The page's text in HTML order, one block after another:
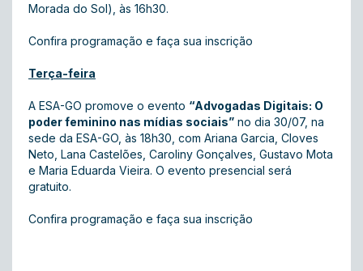
Morada do Sol), às 16h30.
Confira programação e faça sua inscrição
Terça-feira
A ESA-GO promove o evento “Advogadas Digitais: O
poder feminino nas mídias sociais” no dia 30/07, na
sede da ESA-GO, às 18h30, com Ariana Garcia, Cloves
Neto, Lana Castelões, Caroliny Gonçalves, Gustavo Mota
e Maria Eduarda Vieira. O evento presencial será
gratuito.
Confira programação e faça sua inscrição